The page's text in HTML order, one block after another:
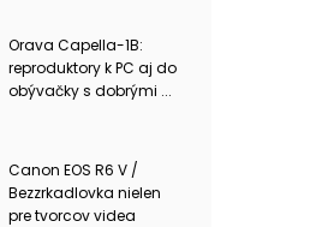
Orava Capella-1B:
reproduktory k PC aj do
obývačky s dobrými ...
Canon EOS R6 V /
Bezzrkadlovka nielen
pre tvorcov videa